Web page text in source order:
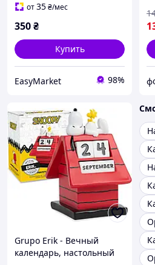
от35₴/мес
350₴
Купить
EasyMarket 98%
Grupo Erik - Вечный
календарь, настольный